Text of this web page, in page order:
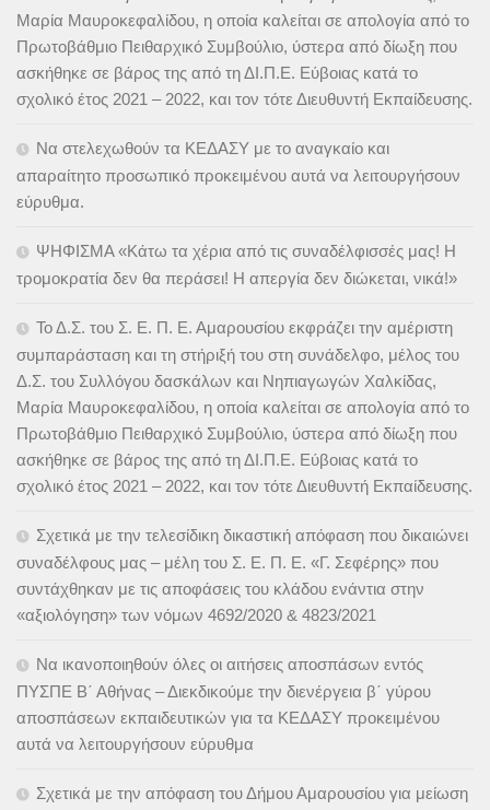
Μαρία Μαυροκεφαλίδου, η οποία καλείται σε απολογία από το
Πρωτοβάθμιο Πειθαρχικό Συμβούλιο, ύστερα από δίωξη που
ασκήθηκε σε βάρος της από τη ΔΙ.Π.Ε. Εύβοιας κατά το
σχολικό έτος 2021 – 2022, και τον τότε Διευθυντή Εκπαίδευσης.
Να στελεχωθούν τα ΚΕΔΑΣΥ με το αναγκαίο και
απαραίτητο προσωπικό προκειμένου αυτά να λειτουργήσουν
εύρυθμα.
ΨΗΦΙΣΜΑ «Κάτω τα χέρια από τις συναδέλφισσές μας! Η
τρομοκρατία δεν θα περάσει! Η απεργία δεν διώκεται, νικά!»
Το Δ.Σ. του Σ. Ε. Π. Ε. Αμαρουσίου εκφράζει την αμέριστη
συμπαράσταση και τη στήριξή του στη συνάδελφο, μέλος του
Δ.Σ. του Συλλόγου δασκάλων και Νηπιαγωγών Χαλκίδας,
Μαρία Μαυροκεφαλίδου, η οποία καλείται σε απολογία από το
Πρωτοβάθμιο Πειθαρχικό Συμβούλιο, ύστερα από δίωξη που
ασκήθηκε σε βάρος της από τη ΔΙ.Π.Ε. Εύβοιας κατά το
σχολικό έτος 2021 – 2022, και τον τότε Διευθυντή Εκπαίδευσης.
Σχετικά με την τελεσίδικη δικαστική απόφαση που δικαιώνει
συναδέλφους μας – μέλη του Σ. Ε. Π. Ε. «Γ. Σεφέρης» που
συντάχθηκαν με τις αποφάσεις του κλάδου ενάντια στην
«αξιολόγηση» των νόμων 4692/2020 & 4823/2021
Να ικανοποιηθούν όλες οι αιτήσεις αποσπάσων εντός
ΠΥΣΠΕ Β΄ Αθήνας – Διεκδικούμε την διενέργεια β΄ γύρου
αποσπάσεων εκπαιδευτικών για τα ΚΕΔΑΣΥ προκειμένου
αυτά να λειτουργήσουν εύρυθμα
Σχετικά με την απόφαση του Δήμου Αμαρουσίου για μείωση